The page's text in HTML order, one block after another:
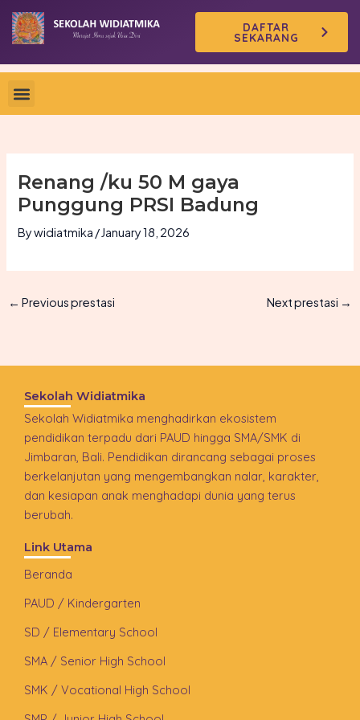
Skip
content
DAFTAR
SEKARANG
Renang /ku 50 M gaya
Punggung PRSI Badung
Bywidiatmika /January 18, 2026
← Previous prestasi Next prestasi →
Sekolah Widiatmika
Sekolah Widiatmika menghadirkan ekosistem
pendidikan terpadu dari PAUD hingga SMA/SMK di
Jimbaran, Bali. Pendidikan dirancang sebagai proses
berkelanjutan yang mengembangkan nalar, karakter,
dan kesiapan anak menghadapi dunia yang terus
berubah.
Link Utama
Beranda
PAUD / Kindergarten
SD / Elementary School
SMA / Senior High School
SMK / Vocational High School